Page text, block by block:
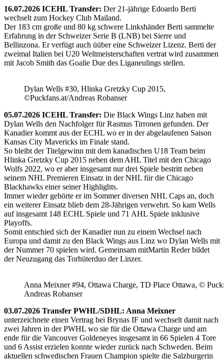
16.07.2026 ICEHL Transfer: Der 21-jährige Edoardo Berti
wechselt zum Hockey Club Mailand.
Der 183 cm große und 80 kg schwere Linkshänder Berti sammelte
Erfahrung in der Schweizer Serie B (LNB) bei Sierre und
Bellinzona. Er verfügt auch üüber eine Schweizer Lizenz. Berti der
zweimal Italien bei U20 Weltmeisterschaften vertrat wird zusammen
mit Jacob Smith das Goalie Due des Liganeulings stellen.
Dylan Wells #30, Hlinka Gretzky Cup 2015,
©Puckfans.at/Andreas Robanser
05.07.2026 ICEHL Transfer: Die Black Wings Linz haben mit
Dylan Wells den Nachfolger für Rasmus Tirronen gefunden. Der
Kanadier kommt aus der ECHL wo er in der abgelaufenen Saison
Kansas City Mavericks im Finale stand.
So bleibt der Titelgewinn mit dem kanadischen U18 Team beim
Hlinka Gretzky Cup 2015 neben dem AHL Titel mit den Chicago
Wolfs 2022, wo er aber insgesamt nur drei Spiele bestritt neben
seinem NHL Premieren Einsatz in der NHL für die Chicago
Blackhawks einer seiner Highlights.
Immer wieder gehörte er im Sommer diversen NHL Caps an, doch
ein weiterer Einsatz blieb dem 28-Jährigen verwehrt. So kam Wells
auf insgesamt 148 ECHL Spiele und 71 AHL Spiele inklusive
Playoffs.
Somit entschied sich der Kanadier nun zu einem Wechsel nach
Europa und damit zu den Black Wings aus Linz wo Dylan Wells mit
der Nummer 70 spielen wird. Gemeinsam mitMartin Reder bildet
der Neuzugang das Torhüterduo der Linzer.
Anna Meixner #94, Ottawa Charge, TD Place Ottawa, ©
Andreas Robanser
03.07.2026 Transfer PWHL/SDHL: Anna Meixner
unterzeichnete einen Vertrag bei Brynas IF und wechselt damit nach
zwei Jahren in der PWHL wo sie für die Ottawa Charge und am
ende für die Vancouver Goldeneyes insgesamt in 66 Spielen 4 Tore
und 6 Assist erzielen konnte wieder zurück nach Schweden. Beim
aktuellen schwedischen Frauen Champion spielte die Salzburgerin